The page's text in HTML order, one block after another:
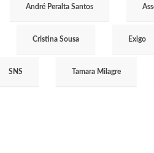
André Peralta Santos
Cristina Sousa Exigo
SNS Tamara Milagre